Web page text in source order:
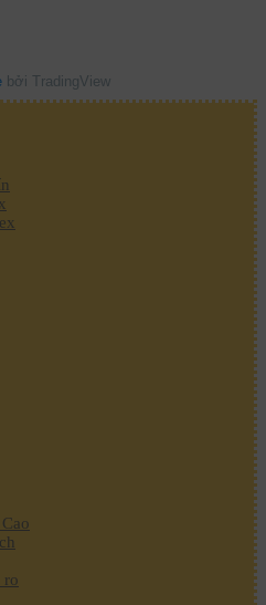
bởi TradingView
ro